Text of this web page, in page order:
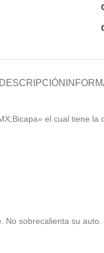
DESCRIPCIÓN
el cual tiene la
sobrecalienta su auto.